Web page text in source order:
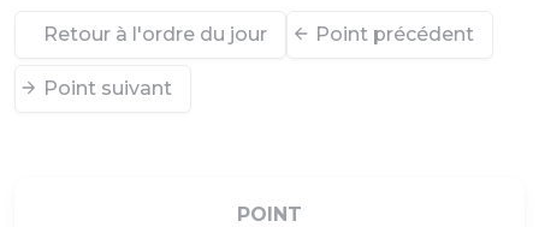
Retour à l'ordre du jour Point précédent
Point suivant
POINT